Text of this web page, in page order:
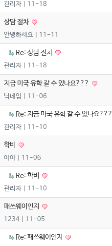
관리자 | 11-18
상담 절차
안녕하세요 | 11-11
Re: 상담 절차
관리자 | 11-18
지금 미국 유학 갈 수 있나요???
닉네임 | 11-06
Re: 지금 미국 유학 갈 수 있나요???
관리자 | 11-10
학비
아야 | 11-06
Re: 학비
관리자 | 11-10
패쓰웨이인지
1234 | 11-05
Re: 패쓰웨이인지